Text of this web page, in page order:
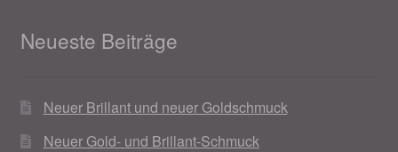
Neueste Beiträge
Neuer Brillant und neuer Goldschmuck
Neuer Gold- und Brillant-Schmuck